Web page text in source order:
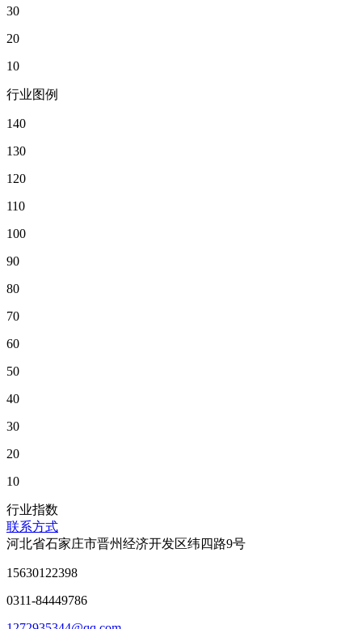
30
20
10
行业图例
140
130
120
110
100
90
80
70
60
50
40
30
20
10
行业指数
联系方式
河北省石家庄市晋州经济开发区纬四路9号
15630122398
0311-84449786